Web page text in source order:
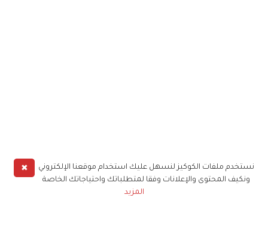
✖
نستخدم ملفات الكوكيز لنسهل عليك استخدام موقعنا الإلكتروني
ونكيف المحتوى والإعلانات وفقا لمتطلباتك واحتياجاتك الخاصة
المزيد